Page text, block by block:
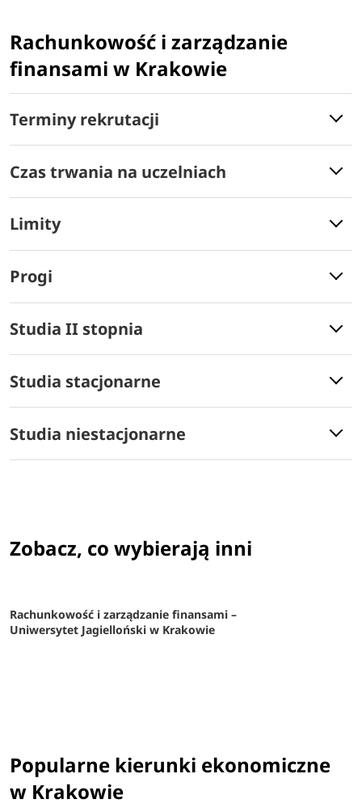
Rachunkowość i zarządzanie
finansami w Krakowie
Terminy rekrutacji
Czas trwania na uczelniach
Limity
Progi
Studia II stopnia
Studia stacjonarne
Studia niestacjonarne
Zobacz, co wybierają inni
Rachunkowość i zarządzanie finansami –
Uniwersytet Jagielloński w Krakowie
Popularne kierunki ekonomiczne
w Krakowie